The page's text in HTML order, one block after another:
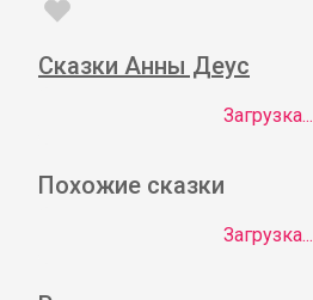
Сказки Анны Деус
Загрузка...
Похожие сказки
Загрузка...